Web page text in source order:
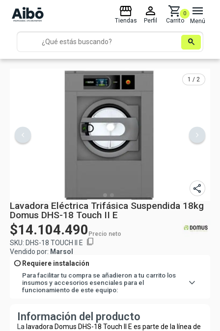
search
storefront
Tiendas
person
Perfil
shopping_cart
Carrito
0 menu
Menú
1 / 2
share
Lavadora Eléctrica Trifásica Suspendida 18kg
Domus DHS-18 Touch II E
$14.104.490 Precio neto
info Requiere instalación
Para facilitar tu compra se añadieron a tu carrito los
insumos y accesorios esenciales para el
funcionamiento de este equipo:
expand_more
agregaremos directo en tu carro de compra.
SKU: DHS-18 TOUCH II E content_copy
Vendido por: Marsol
Información del producto
La lavadora Domus DHS-18 Touch II E es parte de la línea de